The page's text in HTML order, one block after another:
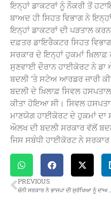
ਇਨ੍ਹਾਂ ਡਾਕਟਰਾਂ ਨੂੰ ਨੌਕਰੀ ਤੋਂ
ਬਾਅਦ ਹੀ ਸਿਹਤ ਵਿਭਾਗ ਨੇ
ਇਨ੍ਹਾਂ ਡਾਕਟਰਾਂ ਦੀ ਪੜਤਾਲ
ਦਫ਼ਤਰ ਡਾਇਰੈਕਟਰ ਸਿਹਤ
ਸਰਕਾਰ ਦੇ ਇਨ੍ਹਾਂ ਹੁਕਮਾਂ ਖ਼ਿਲਾਫ਼
ਸੁਣਵਾਈ ਦੌਰਾਨ ਹਾਈਕੋਰਟ ਨੇ ਡਾ
ਬਦਲੀ ‘ਤੇ ਸਟੇਅ ਆਰਡਰ ਜਾਰੀ
ਬਦਲੀ ਦੇ ਖ਼ਿਲਾਫ਼ ਸਿਵਲ
ਕੀਤਾ ਹੋਇਆ ਸੀ। ਸਿਵਲ
ਮਾਣਯੋਗ ਹਾਈਕੋਰਟ ਦੇ ਹੁਕਮਾਂ ਦਾ
ਔਲਖ ਦੀ ਬਦਲੀ ਸਰਕਾਰ ਵੱਲੋਂ
ਜਿਸ ਸਬੰਧੀ ਹਾਈਕੋਰਟ ਨੇ ਸਰਕਾਰ
PREVIOUS
ਚੰਨੀ ਸਰਕਾਰ ਨੇ